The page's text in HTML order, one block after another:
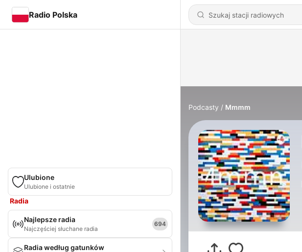
Radio Polska
Ulubione
Ulubione i ostatnie
Radia
Najlepsze radia
Najczęściej słuchane radia
694
Radia według gatunków
Podcasty Mmmm